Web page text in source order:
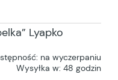
Lyapko
na wyczerpaniu
Wysyłka w: 48 godzin